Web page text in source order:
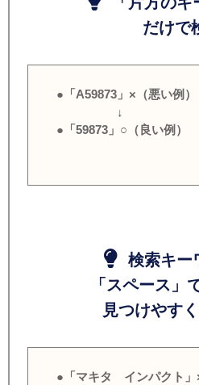
だけで
●「A59873」×（悪い例）
↓
●「59873」○（良い例）
検索キー
「スペース」
見つけやすく
●「マキタ インパクト」